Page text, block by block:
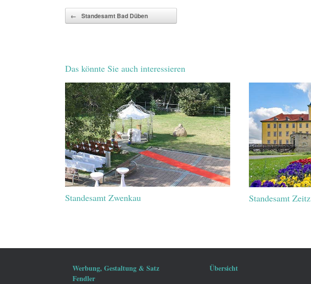
Beitragsnavigation
← Standesamt Bad Düben
Das könnte Sie auch interessieren
Standesamt Zwenkau Standesamt Zeitz
Werbung, Gestaltung & Satz
Fendler
Übersicht